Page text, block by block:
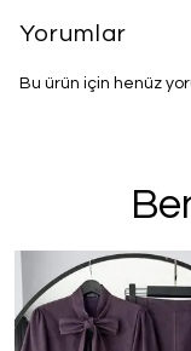
Yorumlar
Bu ürün için henüz